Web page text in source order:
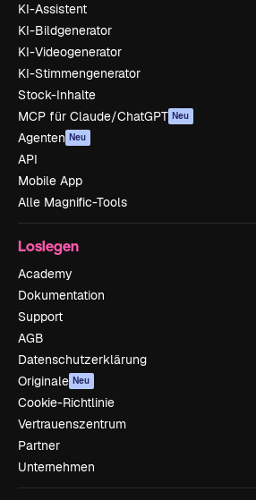
KI-Assistent
KI-Bildgenerator
KI-Videogenerator
KI-Stimmengenerator
Stock-Inhalte
MCP für Claude/ChatGPT Neu
Agenten Neu
API
Mobile App
Alle Magnific-Tools
Loslegen
Academy
Dokumentation
Support
AGB
Datenschutzerklärung
Originale Neu
Cookie-Richtlinie
Vertrauenszentrum
Partner
Unternehmen